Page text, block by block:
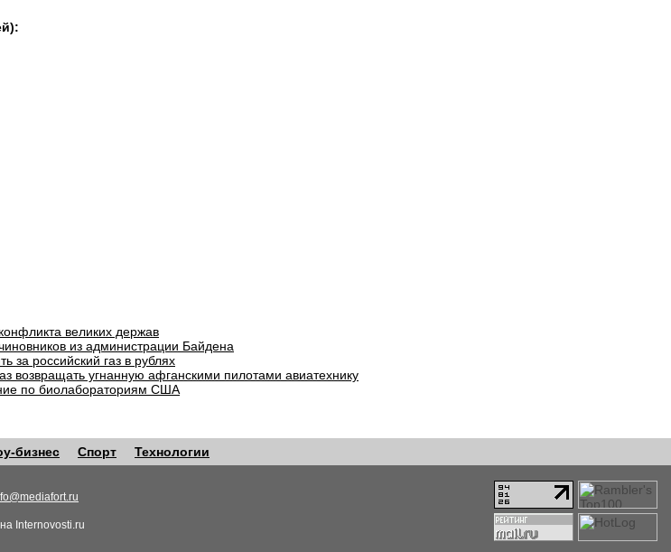
великих держав
из администрации Байдена
за российский газ в рублях
возвращать угнанную афганскими пилотами авиатехнику
по биолабораториям США
бизнес Спорт Технологии
Internovosti.ru